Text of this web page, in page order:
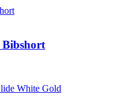
Bibshort